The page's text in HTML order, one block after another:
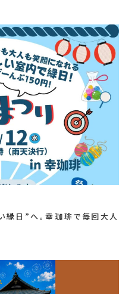
縁日”へ。幸珈琲で毎回大人